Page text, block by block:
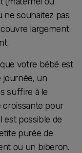
ne souhaitez pas
largement
votre bébé est
journée, un
suffire à le
croissante pour
est possible de
purée de
ou un biberon.